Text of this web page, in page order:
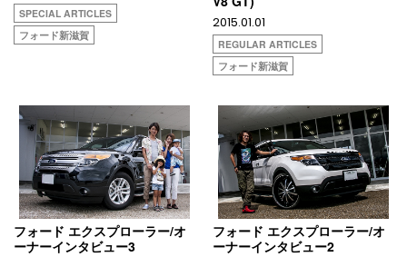
SPECIAL ARTICLES
フォード新滋賀
2015.01.01
REGULAR ARTICLES
フォード新滋賀
フォード エクスプローラー/オ
ーナーインタビュー3
フォード エクスプローラー/オ
ーナーインタビュー2